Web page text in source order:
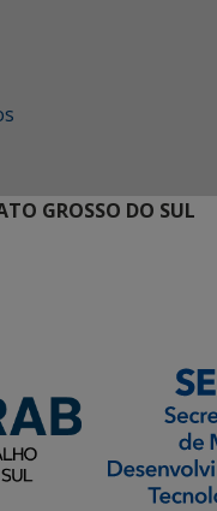
GROSSO DO SUL